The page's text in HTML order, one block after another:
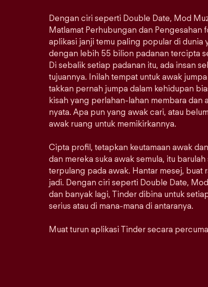
Dengan ciri seperti Double Date, Mod
Matlamat Perhubungan dan Pengesahan
aplikasi janji temu paling popular di dunia
dengan lebih 55 bilion padanan tercipta
Di sebalik setiap padanan itu, ada insan
tujuannya. Inilah tempat untuk awak
takkan pernah jumpa dalam kehidupan
kisah yang perlahan-lahan membara dan
nyata. Apa pun yang awak cari, atau
awak ruang untuk memikirkannya.
Cipta profil, tetapkan keutamaan awak
dan mereka suka awak semula, itu
terpulang pada awak. Hantar mesej, buat
jadi. Dengan ciri seperti Double Date,
dan banyak lagi, Tinder dibina untuk
serius atau di mana-mana di antaranya.
Muat turun aplikasi Tinder secara